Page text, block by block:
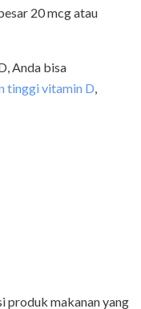
20 mcg atau
Anda bisa
tinggi vitamin D,
produk makanan yang